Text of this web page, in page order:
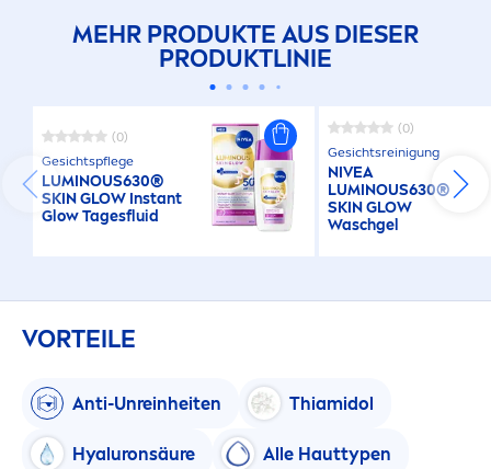
MEHR PRODUKTE AUS DIESER
PRODUKTLINIE
(0)
Gesichtspflege
LUMINOUS630®
SKINGLOW Instant
Glow Tagesfluid
(0)
Gesichtsreinigung
NIVEA
LUMINOUS630®
SKINGLOW
Waschgel
VORTEILE
Anti-Unreinheiten Thiamidol
Hyaluronsäure Alle Hauttypen